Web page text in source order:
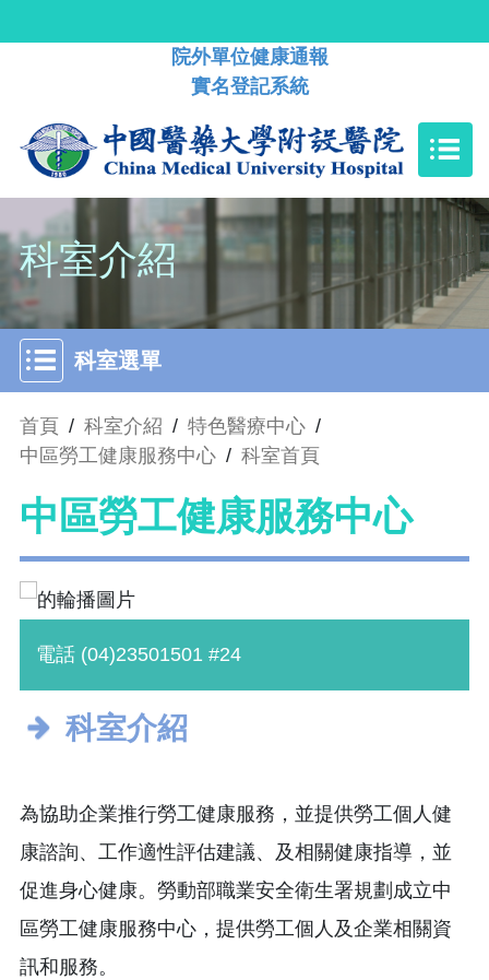
院外單位健康通報
實名登記系統
科室介紹
科室選單
首頁 / 科室介紹 / 特色醫療中心 /
中區勞工健康服務中心 / 科室首頁
中區勞工健康服務中心
電話 (04)23501501 #24
科室介紹
為協助企業推行勞工健康服務，並提供勞工個人健
康諮詢、工作適性評估建議、及相關健康指導，並
促進身心健康。勞動部職業安全衛生署規劃成立中
區勞工健康服務中心，提供勞工個人及企業相關資
訊和服務。